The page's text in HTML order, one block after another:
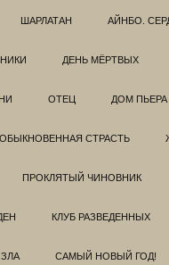
ШАРЛАТАН АЙНБО.
ДЕНЬ МЁРТВЫХ
ОТЕЦ ДОМ ПЬЕРА
ОБЫКНОВЕННАЯ СТРАСТЬ
ПРОКЛЯТЫЙ ЧИНОВНИК
КЛУБ РАЗВЕДEННЫХ
САМЫЙ НОВЫЙ ГОД!